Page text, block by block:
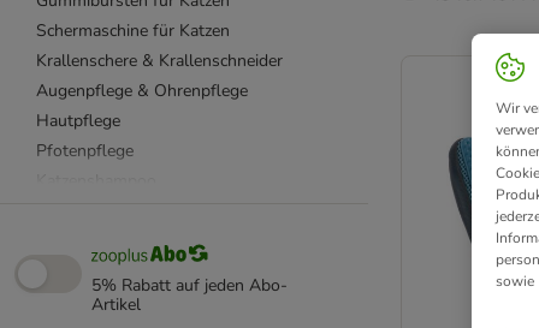
Schermaschine für Katzen
Krallenschere & Krallenschneider
Augenpflege & Ohrenpflege
Hautpflege
Pfotenpflege
Feuchttücher & Pflegesprays
Tierhaarentferner & Fusselrollen
beaphar
5% Rabatt auf jeden Abo-
Artikel
product items
Wir
sowie